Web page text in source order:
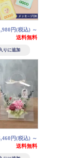
円(税込) ～
送料無料
円(税込) ～
送料無料